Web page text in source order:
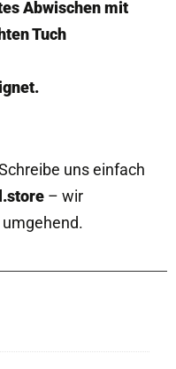
Abwischen mit
Tuch
uns einfach
– wir